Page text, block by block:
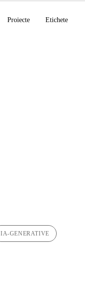
Proiecte Etichete
IA-GENERATIVE